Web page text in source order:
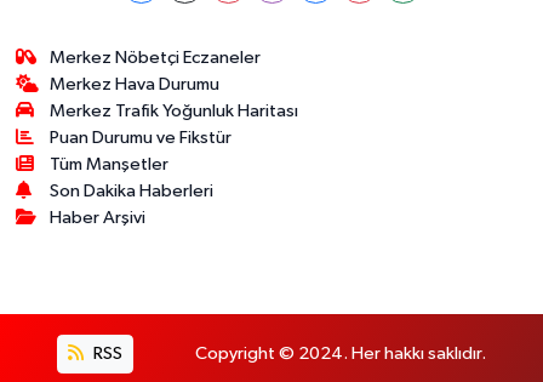
Merkez Nöbetçi Eczaneler
Merkez Hava Durumu
Merkez Trafik Yoğunluk Haritası
Puan Durumu ve Fikstür
Tüm Manşetler
Son Dakika Haberleri
Haber Arşivi
RSS Copyright © 2024. Her hakkı saklıdır.